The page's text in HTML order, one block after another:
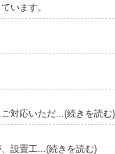
います。
対応いただ...(続きを読む)
設置工...(続きを読む)